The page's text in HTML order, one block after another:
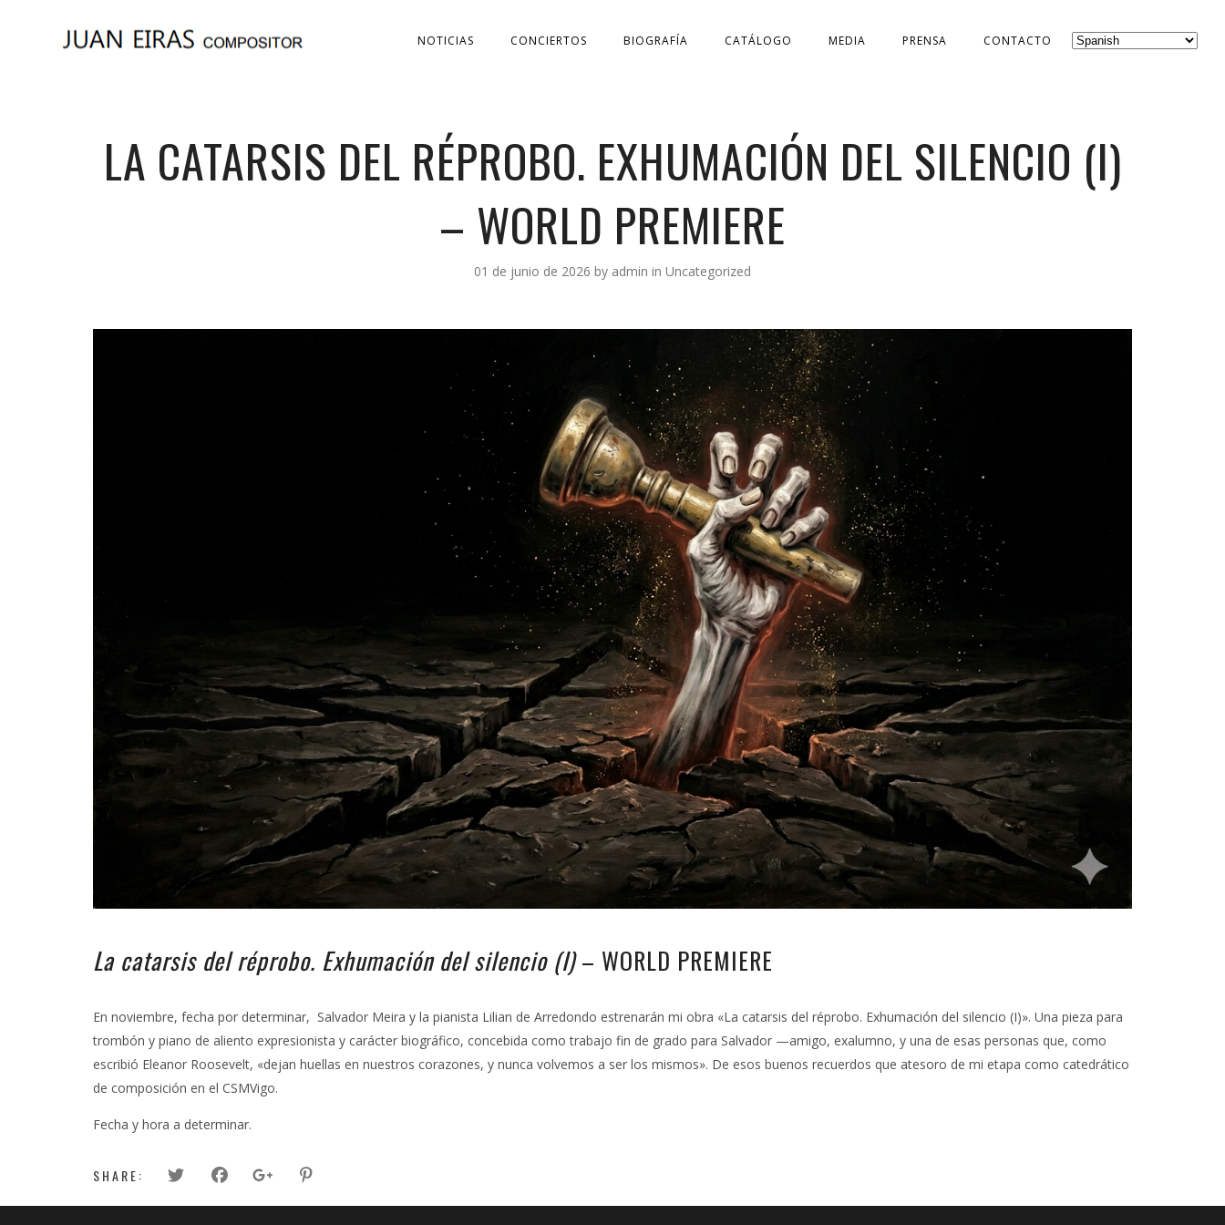
NOTICIAS CONCIERTOS BIOGRAFÍA CATÁLOGO MEDIA PRENSA CONTACTO
LA CATARSIS DEL RÉPROBO. EXHUMACIÓN DEL SILENCIO (I)
– WORLD PREMIERE
01 de junio de 2026 by admin in Uncategorized
La catarsis del réprobo. Exhumación del silencio (I)– WORLD PREMIERE
En noviembre, fecha por determinar, Salvador Meira y la pianista Lilian de Arredondo estrenarán mi obra «La catarsis del réprobo. Exhumación del silencio (I)». Una pieza para
trombón y piano de aliento expresionista y carácter biográfico, concebida como trabajo fin de grado para Salvador —amigo, exalumno, y una de esas personas que, como
escribió Eleanor Roosevelt, «dejan huellas en nuestros corazones, y nunca volvemos a ser los mismos». De esos buenos recuerdos que atesoro de mi etapa como catedrático
de composición en el CSMVigo.
Fecha y hora a determinar.
SHARE: